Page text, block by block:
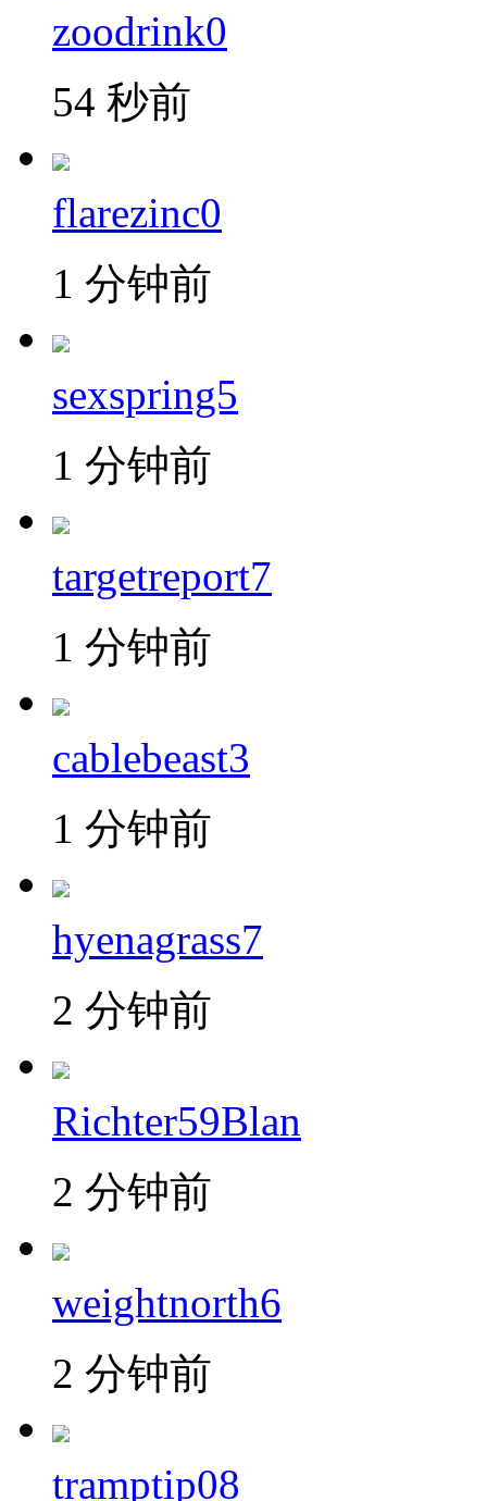
zoodrink0
54 秒前
flarezinc0
1 分钟前
sexspring5
1 分钟前
targetreport7
1 分钟前
cablebeast3
1 分钟前
hyenagrass7
2 分钟前
Richter59Blan
2 分钟前
weightnorth6
2 分钟前
tramptip08